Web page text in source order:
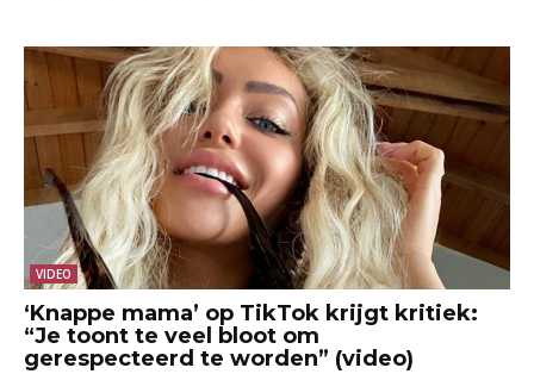
VIDEO
‘Knappe mama’ op TikTok krijgt kritiek:
“Je toont te veel bloot om
gerespecteerd te worden” (video)